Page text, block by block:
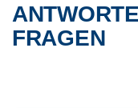
FRAGEN